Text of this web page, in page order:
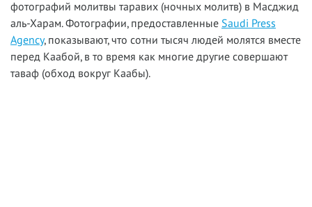
фотографий молитвы таравих (ночных молитв) в Масджид
аль-Харам. Фотографии, предоставленные Saudi Press
Agency, показывают, что сотни тысяч людей молятся вместе
перед Каабой, в то время как многие другие совершают
таваф (обход вокруг Каабы).